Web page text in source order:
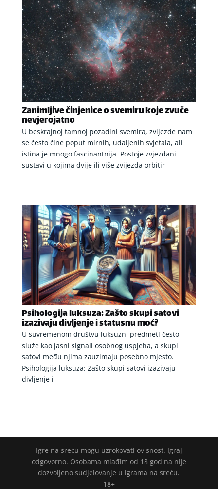
Zanimljive činjenice o svemiru koje zvuče
nevjerojatno
U beskrajnoj tamnoj pozadini svemira, zvijezde nam
se često čine poput mirnih, udaljenih svjetala, ali
istina je mnogo fascinantnija. Postoje zvjezdani
sustavi u kojima dvije ili više zvijezda orbitir
Psihologija luksuza: Zašto skupi satovi
izazivaju divljenje i statusnu moć?
U suvremenom društvu luksuzni predmeti često
služe kao jasni signali osobnog uspjeha, a skupi
satovi među njima zauzimaju posebno mjesto.
Psihologija luksuza: Zašto skupi satovi izazivaju
divljenje i
Igre na sreću mogu uzrokovati ovisnost. Igraj
odgovorno. Osobama mlađim od 18 godina nije
dozvoljeno sudjelovanje u igrama na sreću.
18+